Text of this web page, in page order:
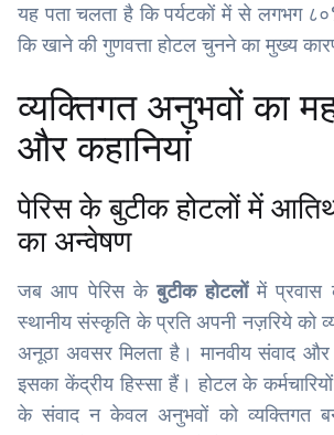
यह पता चलता है कि पर्यटकों में से लगभग
कि खाने की गुणवत्ता होटल चुनने का मुख्य
व्यक्तिगत अनुभवों का
और कहानियां
पेरिस के बुटीक होटलों में
का अन्वेषण
जब आप पेरिस केबुटीक होटलोंमें प्रवास
स्थानीय संस्कृति के प्रति अपनी नज़रिये को
अनूठा अवसर मिलता है। मानवीय संवाद और
इसका केंद्रीय हिस्सा हैं। होटल के
के संवाद न केवल अनुभवों को व्यक्तिगत